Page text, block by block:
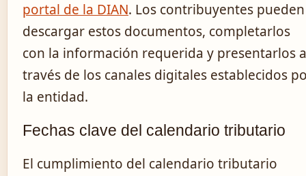
portal de la DIAN. Los contribuyentes pueden
descargar estos documentos, completarlos
con la información requerida y presentarlos a
través de los canales digitales establecidos
la entidad.
Fechas clave del calendario tributario
El cumplimiento del calendario tributario